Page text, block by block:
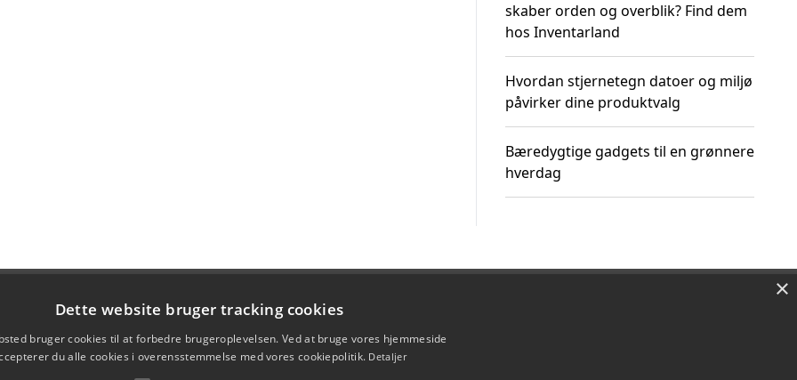
skaber orden og overblik? Find dem
hos Inventarland
Hvordan stjernetegn datoer og miljø
påvirker dine produktvalg
Bæredygtige gadgets til en grønnere
hverdag
×
Dette website bruger tracking cookies
bruger cookies til at forbedre brugeroplevelsen. Ved at bruge vores hjemmeside
du alle cookies i overensstemmelse med vores cookiepolitik. Detaljer